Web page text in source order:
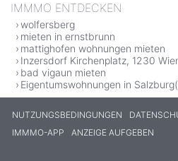
IMMMO ENTDECKEN
wolfersberg
mieten in ernstbrunn
mattighofen wohnungen mieten
Inzersdorf Kirchenplatz, 1230
bad vigaun mieten
Eigentumswohnungen in
NUTZUNGSBEDINGUNGEN
IMMMO-APP
ANZEIGE AUFGEBEN